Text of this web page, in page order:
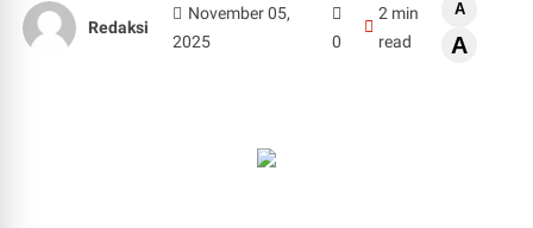
Redaksi
November 05,
2025
0
2 min
read
A
A